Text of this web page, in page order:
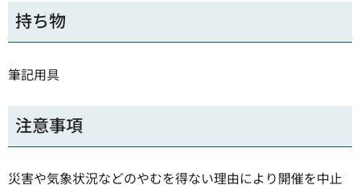
持ち物
筆記用具
注意事項
災害や気象状況などのやむを得ない理由により開催を中止